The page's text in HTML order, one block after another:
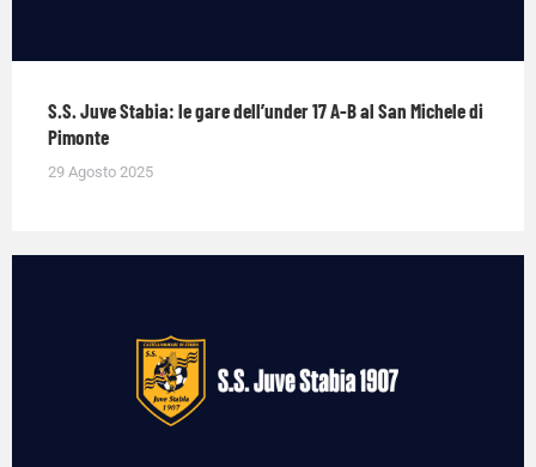
S.S. Juve Stabia: le gare dell’under 17 A-B al San Michele di
Pimonte
29 Agosto 2025